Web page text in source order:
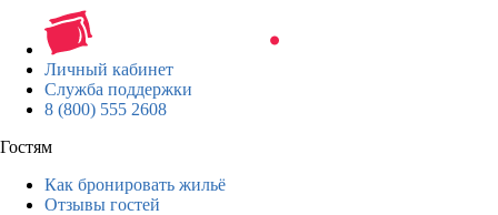
Личный кабинет
Служба поддержки
8 (800) 555 2608
Гостям
Как бронировать жильё
Отзывы гостей